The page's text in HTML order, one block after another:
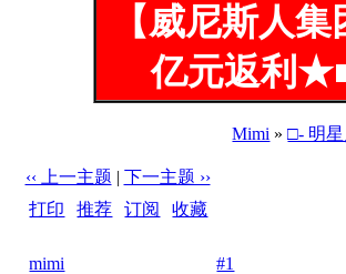
【威尼斯人
亿元返利
Mimi »□- 明
‹‹ 上一主题 | 下一主题 ››
打印 |推荐 |订阅 |收藏
mimi
#1